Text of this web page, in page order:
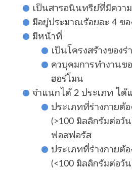
เป็นสารอนินทรีย์ที่มีควา
มีอยู่ประมาณร้อยละ 4 ข
มีหน้าที่
เป็นโครงสร้างของร่
ควบุคมการทำงานข
ฮอร์โมน
จำแนกได้ 2 ประเภท ได้
ประเภทที่ร่างกายต้
(>100 มิลลิกรัมต่อวั
ฟอสฟอรัส
ประเภทที่ร่างกายต้
(<100 มิลลิกรัมต่อวั